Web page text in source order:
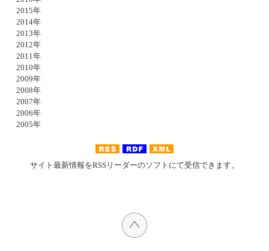
2015年
2014年
2013年
2012年
2011年
2010年
2009年
2008年
2007年
2006年
2005年
サイト最新情報をRSSリーダーのソフトにて受信できます。